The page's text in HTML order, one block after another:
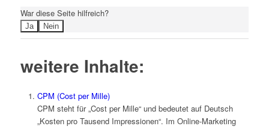
War diese Seite hilfreich?
Ja Nein
weitere Inhalte:
CPM (Cost per Mille)
CPM steht für „Cost per Mille“ und bedeutet auf Deutsch
„Kosten pro Tausend Impressionen“. Im Online-Marketing